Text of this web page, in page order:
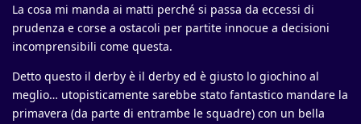
La cosa mi manda ai matti perché si passa da eccessi di
prudenza e corse a ostacoli per partite innocue a decisioni
incomprensibili come questa.
Detto questo il derby è il derby ed è giusto lo giochino al
meglio… utopisticamente sarebbe stato fantastico mandare la
primavera (da parte di entrambe le squadre) con un bella